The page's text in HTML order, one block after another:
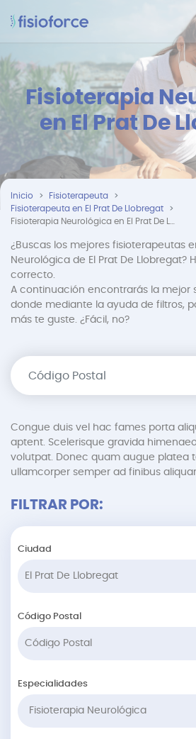
Fisioterapia
en El Prat De
Inicio
Fisioterapeuta
Fisioterapeuta en El Prat De Llobregat
¿Buscas los mejores fisioterapeutas
Neurológica de El Prat De Llobregat?
correcto.
A continuación encontrarás la mejor
donde mediante la ayuda de filtros,
más te guste. ¿Fácil, no?
Congue duis vel hac fames porta
aptent. Scelerisque gravida
volutpat. Donec quam augue platea
ullamcorper semper ad finibus
FILTRAR POR:
Ciudad
Código Postal
Especialidades
Fisioterapia Neurológica